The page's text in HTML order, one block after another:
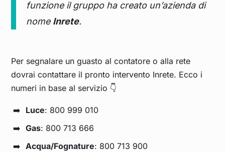
funzione il gruppo ha creato un’azienda di
nome Inrete.
Per segnalare un guasto al contatore o alla rete
dovrai contattare il pronto intervento Inrete. Ecco i
numeri in base al servizio 👇
Luce: 800 999 010
Gas: 800 713 666
Acqua/Fognature: 800 713 900